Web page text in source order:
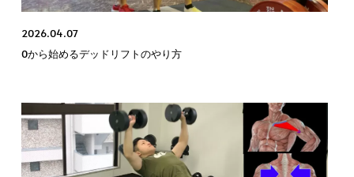
2026.04.07
0から始めるデッドリフトのやり方